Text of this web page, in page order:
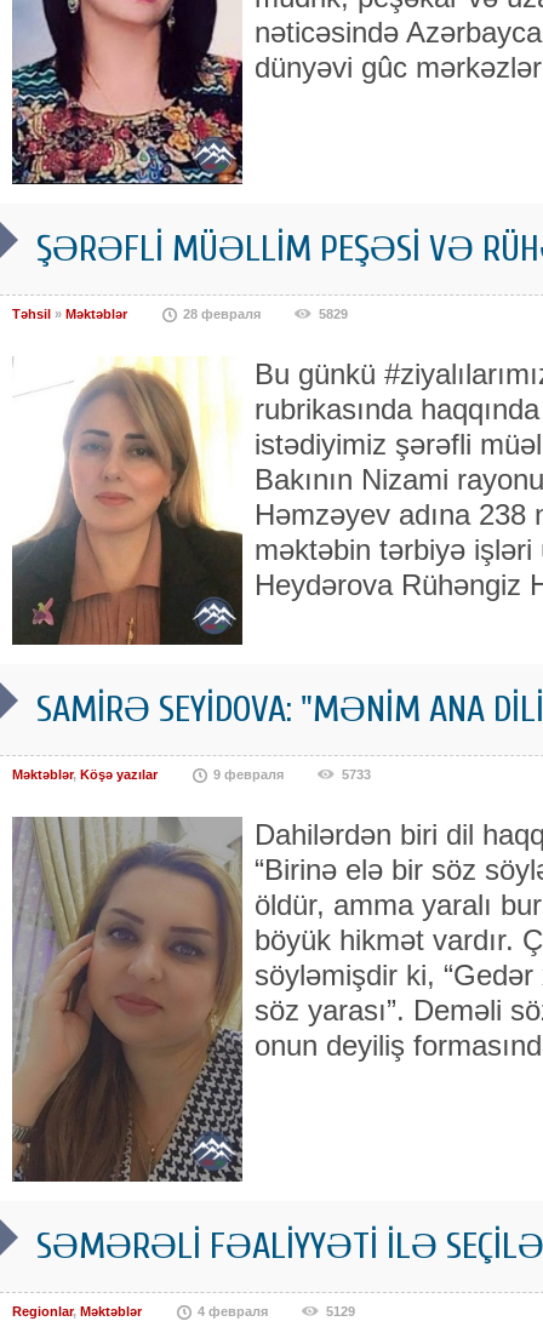
nəticəsində
dünyəvi gûc
ŞƏRƏFLİ MÜƏLLİM PEŞƏSİ VƏ
Təhsil » Məktəblər 28 февраля 5829
Bu günkü
rubrikasında
istədiyimiz şərəfli
Bakının Nizami
Həmzəyev adına 238
məktəbin tərbiyə
Heydərova Rühəngiz
SAMİRƏ SEYİDOVA: "MƏNİM ANA
Məktəblər, Köşə yazılar 9 февраля 5733
Dahilərdən biri dil
“Birinə elə bir söz
öldür, amma yaralı
böyük hikmət vardır.
söyləmişdir ki,
söz yarası”. Deməli
onun deyiliş
SƏMƏRƏLİ FƏALİYYƏTİ İLƏ
Regionlar, Məktəblər 4 февраля 5129